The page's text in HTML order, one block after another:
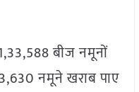
बीज नमूनों
नमूने खराब पाए